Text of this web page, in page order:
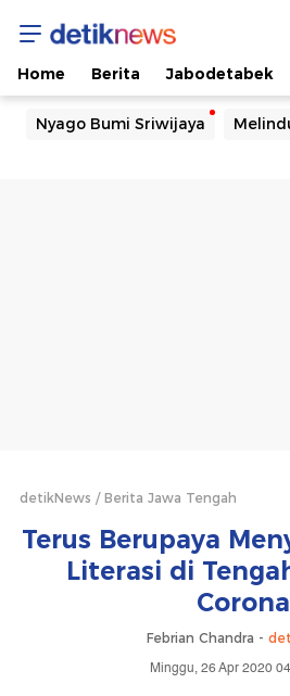
Home Berita Jabodetabek
Nyago Bumi Sriwijaya
detikNews Berita Jawa Tengah
Terus Berupaya
Literasi di
Corona
Febrian Chandra -
Minggu, 26 Apr 2020